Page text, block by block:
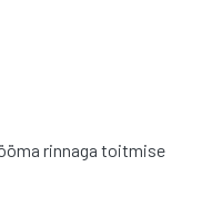
rinnaga toitmise